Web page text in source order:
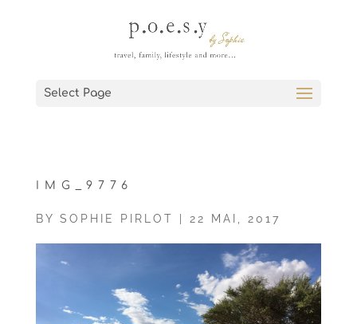
Select Page
IMG_9776
BY SOPHIE PIRLOT 22 MAI, 2017